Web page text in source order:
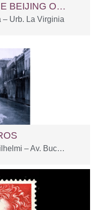
CHILDREN OF THE BEIJING OPERA
– Urb. La Virginia
Av. Buchinger, 15